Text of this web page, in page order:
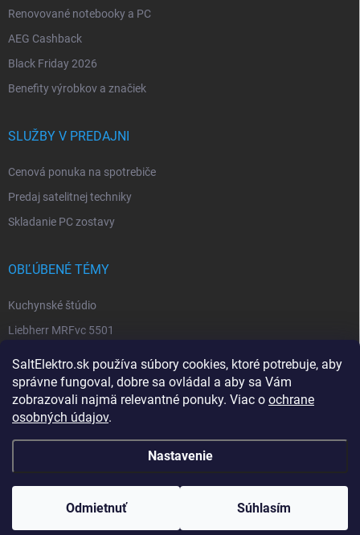
SaltElektro.sk používa súbory cookies, ktoré potrebuje, aby
správne fungoval, dobre sa ovládal a aby sa Vám
zobrazovali najmä relevantné ponuky. Viac o ochrane
osobných údajov.
Nastavenie
Odmietnuť Súhlasím
Renovované notebooky a PC
AEG Cashback
Black Friday 2026
Benefity výrobkov a značiek
SLUŽBY V PREDAJNI
Cenová ponuka na spotrebiče
Predaj satelitnej techniky
Skladanie PC zostavy
OBĽÚBENÉ TÉMY
Kuchynské štúdio
Liebherr MRFvc 5501
Spotrebiče Miele
Biela technika
Vytvoril Shoptet
Copyright 2026SALT ELEKTRO. Všetky práva vyhradené.Upraviť nastavenie